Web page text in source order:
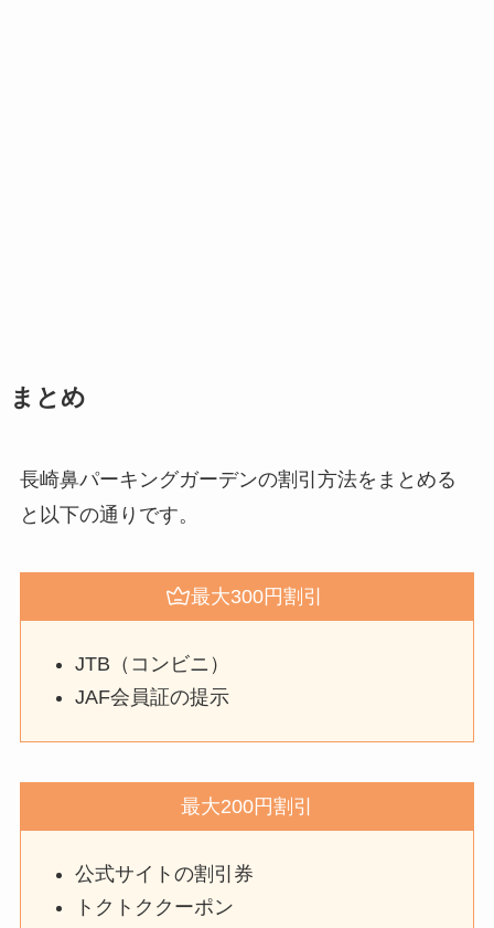
まとめ
長崎鼻パーキングガーデンの割引方法をまとめる
と以下の通りです。
最大300円割引
JTB（コンビニ）
JAF会員証の提示
最大200円割引
公式サイトの割引券
トクトククーポン